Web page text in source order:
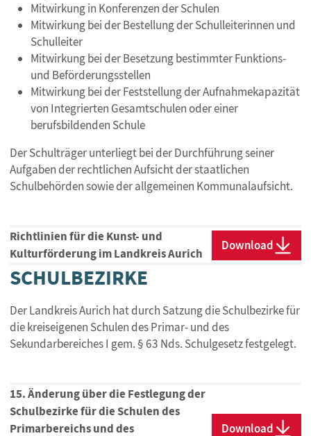
Mitwirkung in Konferenzen der Schulen
Mitwirkung bei der Bestellung der Schulleiterinnen und
Schulleiter
Mitwirkung bei der Besetzung bestimmter Funktions-
und Beförderungsstellen
Mitwirkung bei der Feststellung der Aufnahmekapazität
von Integrierten Gesamtschulen oder einer
berufsbildenden Schule
Der Schulträger unterliegt bei der Durchführung seiner
Aufgaben der rechtlichen Aufsicht der staatlichen
Schulbehörden sowie der allgemeinen Kommunalaufsicht.
Richtlinien für die Kunst- und
Kulturförderung im Landkreis Aurich
Download
SCHULBEZIRKE
Der Landkreis Aurich hat durch Satzung die Schulbezirke für
die kreiseigenen Schulen des Primar- und des
Sekundarbereiches I gem. § 63 Nds. Schulgesetz festgelegt.
15. Änderung über die Festlegung der
Schulbezirke für die Schulen des
Primarbereichs und des
Download